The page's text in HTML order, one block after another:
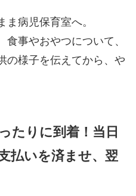
ま病児保育室へ。
事やおやつについて、
の様子を伝えてから、や
たりに到着！当日
払いを済ませ、翌